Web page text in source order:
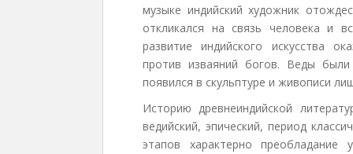
музыке индийский художник
откликался на связь человека и
развитие индийского искусства
против изваяний богов. Веды
появился в скульптуре и живописи
Историю древнеиндийской
ведийский, эпический, период
этапов характерно преобладание